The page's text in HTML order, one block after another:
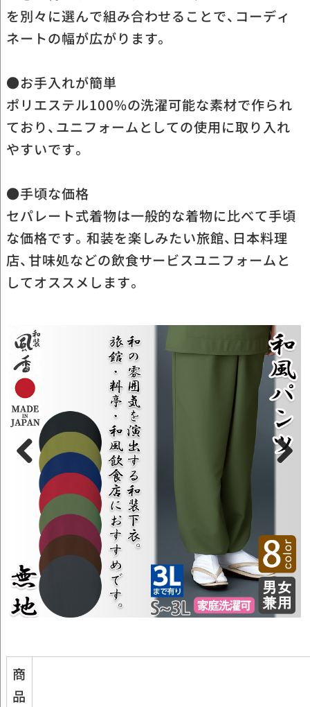
を別々に選んで組み合わせることで、コーディ
ネートの幅が広がります。
●お手入れが簡単
ポリエステル100%の洗濯可能な素材で作られ
ており、ユニフォームとしての使用に取り入れ
やすいです。
●手頃な価格
セパレート式着物は一般的な着物に比べて手頃
な価格です。和装を楽しみたい旅館、日本料理
店、甘味処などの飲食サービスユニフォームと
してオススメします。
Previous
商
品